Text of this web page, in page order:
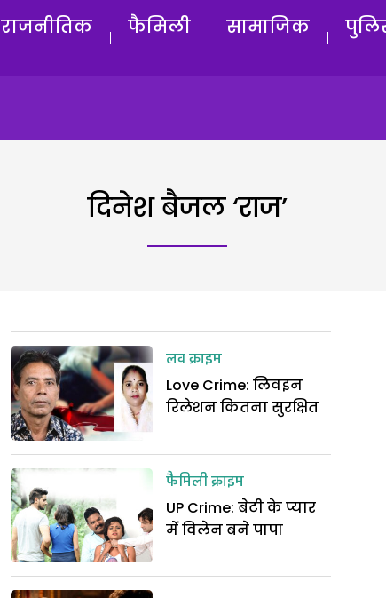
राजनीतिक फैमिली सामाजिक
दिनेश बैजल ‘राज’
लव क्राइम
Love Crime: लिवइन
रिलेशन कितना सुरक्षित
फैमिली क्राइम
UP Crime: बेटी के प्यार
में विलेन बने पापा